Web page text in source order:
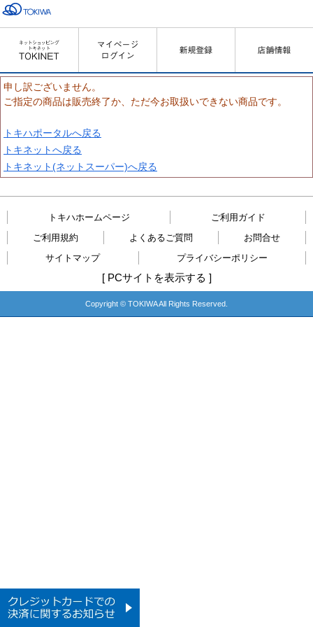
申し訳ございません。
ご指定の商品は販売終了か、ただ今お取扱いできない商品です。
トキハポータルへ戻る
トキネットへ戻る
トキネット(ネットスーパー)へ戻る
トキハホームページ
ご利用ガイド
ご利用規約
よくあるご質問
お問合せ
サイトマップ
プライバシーポリシー
[ PCサイトを表示する ]
Copyright © TOKIWA All Rights Reserved.